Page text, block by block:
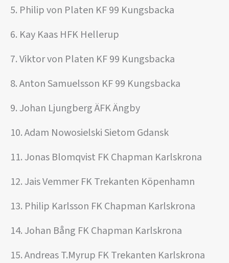
5. Philip von Platen KF 99 Kungsbacka
6. Kay Kaas HFK Hellerup
7. Viktor von Platen KF 99 Kungsbacka
8. Anton Samuelsson KF 99 Kungsbacka
9. Johan Ljungberg ÄFK Ängby
10. Adam Nowosielski Sietom Gdansk
11. Jonas Blomqvist FK Chapman Karlskrona
12. Jais Vemmer FK Trekanten Köpenhamn
13. Philip Karlsson FK Chapman Karlskrona
14. Johan Bång FK Chapman Karlskrona
15. Andreas T.Myrup FK Trekanten Karlskrona